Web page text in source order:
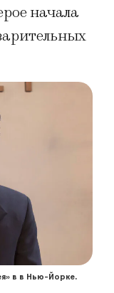
начала
в в Нью-Йорке.